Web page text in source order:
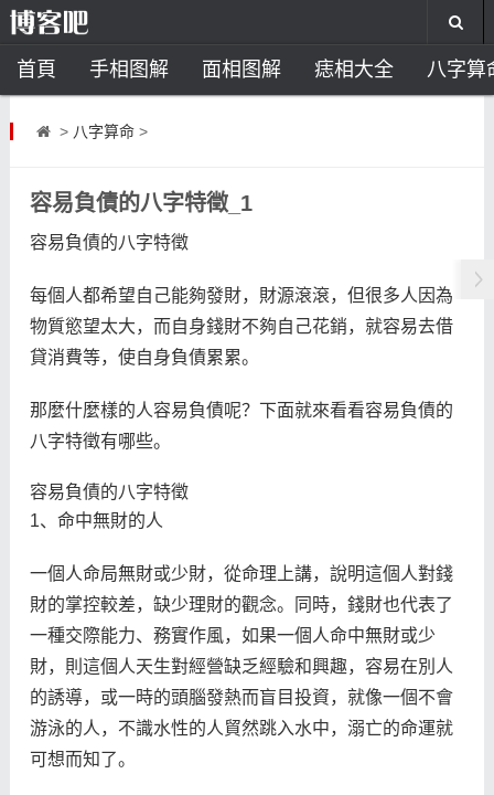
首頁 手相图解 面相图解 痣相大全 八字算
风水开运 助运饰品
> 八字算命>
容易負債的八字特徵_1
容易負債的八字特徵
每個人都希望自己能夠發財，財源滾滾，但很多人因為
物質慾望太大，而自身錢財不夠自己花銷，就容易去借
貸消費等，使自身負債累累。
那麼什麼樣的人容易負債呢？下面就來看看容易負債的
八字特徵有哪些。
容易負債的八字特徵
1、命中無財的人
一個人命局無財或少財，從命理上講，說明這個人對錢
財的掌控較差，缺少理財的觀念。同時，錢財也代表了
一種交際能力、務實作風，如果一個人命中無財或少
財，則這個人天生對經營缺乏經驗和興趣，容易在別人
的誘導，或一時的頭腦發熱而盲目投資，就像一個不會
游泳的人，不識水性的人貿然跳入水中，溺亡的命運就
可想而知了。